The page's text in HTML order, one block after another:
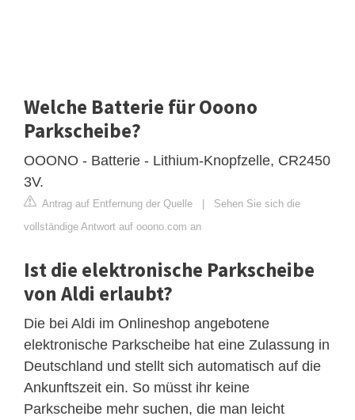
Welche Batterie für Ooono
Parkscheibe?
OOONO - Batterie - Lithium-Knopfzelle, CR2450
3V.
Antrag auf Entfernung der Quelle | Sehen Sie sich die
vollständige Antwort auf ooono.com an
Ist die elektronische Parkscheibe
von Aldi erlaubt?
Die bei Aldi im Onlineshop angebotene
elektronische Parkscheibe hat eine Zulassung in
Deutschland und stellt sich automatisch auf die
Ankunftszeit ein. So müsst ihr keine
Parkscheibe mehr suchen, die man leicht